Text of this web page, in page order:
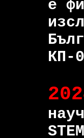
е
КП-